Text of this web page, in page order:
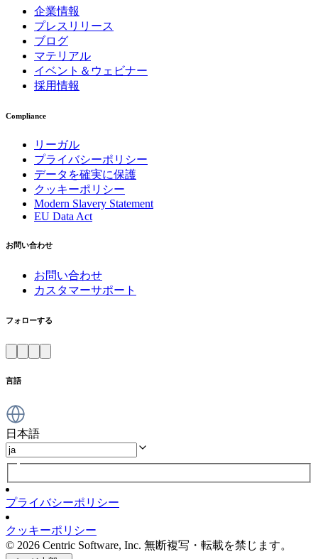
企業情報
プレスリリース
ブログ
マテリアル
イベント＆ウェビナー
採用情報
Compliance
リーガル
プライバシーポリシー
データを確実に保護
クッキーポリシー
Modern Slavery Statement
EU Data Act
お問い合わせ
お問い合わせ
カスタマーサポート
フォローする
言語
日本語
プライバシーポリシー
クッキーポリシー
© 2026 Centric Software, Inc. 無断複写・転載を禁じます。